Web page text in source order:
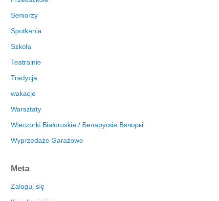
Seniorzy
Spotkania
Szkoła
Teatralnie
Tradycja
wakacje
Warsztaty
Wieczorki Białoruskie / Беларускія Вячоркі
Wyprzedaże Garażowe
Meta
Zaloguj się